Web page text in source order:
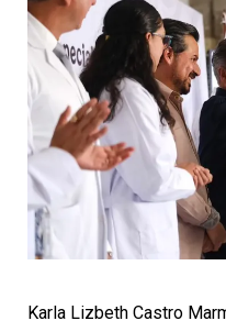
Karla Lizbeth Castro